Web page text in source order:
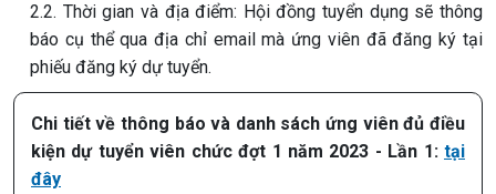
2.2. Thời gian và địa điểm: Hội đồng tuyển dụng sẽ thông
báo cụ thể qua địa chỉ email mà ứng viên đã đăng ký tại
phiếu đăng ký dự tuyển.
Chi tiết về thông báo và danh sách ứng viên đủ điều
kiện dự tuyển viên chức đợt 1 năm 2023 - Lần 1: tại
đây